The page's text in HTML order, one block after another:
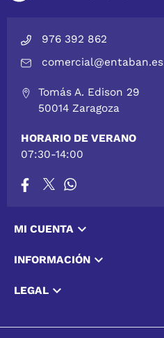
976 392 862
comercial@entaban.es
Tomás A. Edison 29
50014 Zaragoza
HORARIO DE VERANO
07:30-14:00
MI CUENTA 
INFORMACIÓN 
LEGAL 